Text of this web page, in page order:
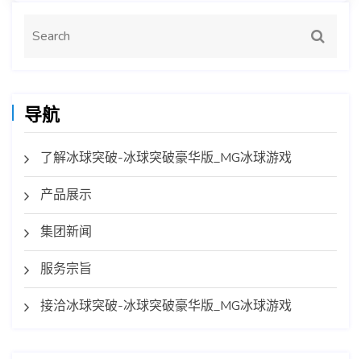
导航
了解冰球突破-冰球突破豪华版_MG冰球游戏
产品展示
集团新闻
服务宗旨
接洽冰球突破-冰球突破豪华版_MG冰球游戏